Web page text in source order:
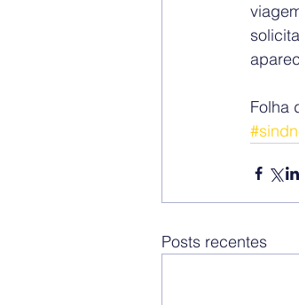
Folha
Posts recentes